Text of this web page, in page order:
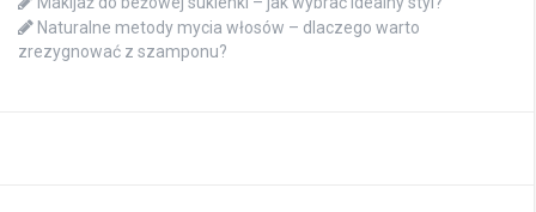
Naturalne metody mycia włosów – dlaczego warto
zrezygnować z szamponu?